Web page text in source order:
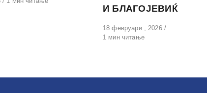
И БЛАГОЈЕВИЌ
Објавено
на
18 февруари , 2026
1 мин читање